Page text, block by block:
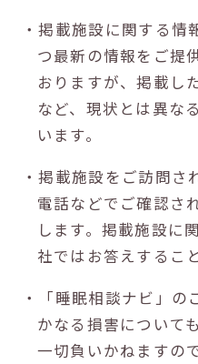
・掲載施設に関する情
つ最新の情報をご提
おりますが、掲載し
など、現状とは異な
います。
・掲載施設をご訪問さ
電話などでご確認さ
します。掲載施設に
社ではお答えするこ
・「睡眠相談ナビ」の
かなる損害について
一切負いかねますの